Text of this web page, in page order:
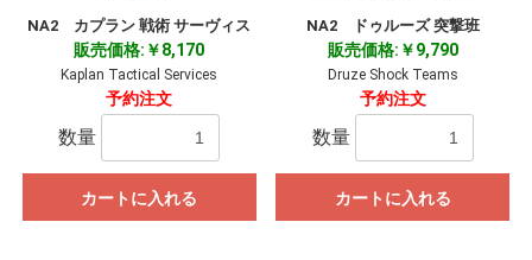
NA2 カプラン 戦術 サーヴィス
販売価格:￥8,170
Kaplan Tactical Services
予約注文
数量
カートに入れる
NA2 ドゥルーズ 突撃班
販売価格:￥9,790
Druze Shock Teams
予約注文
数量
カートに入れる